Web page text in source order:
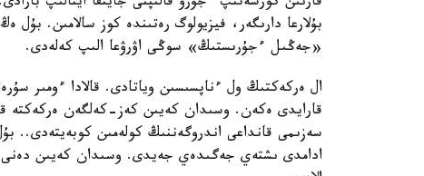
بۇلارعا دارىگەر، فيزيولوگ رەتىندە كوز سالامىن.
«جەڭىل ءجۇرىستىڭ» سوڭى اۋرۋعا الىپ كەلەدى.
قارايدى ەكەن. وسىدان كەيىن كەز-كەلگەن ەركەكتە
سەزىمى قانداعى اندروگەننىڭ كولەمىن كوبەيتەدى..
ادامدى ىشتەي جەگىدەي جەيدى. وسىدان كەيىن دەنى